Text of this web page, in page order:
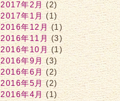
2017年2月(2)
2017年1月(1)
2016年12月(1)
2016年11月(3)
2016年10月(1)
2016年9月(3)
2016年6月(2)
2016年5月(2)
2016年4月(1)